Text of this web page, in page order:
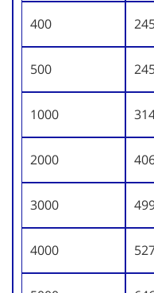
400
500
1000
2000
3000
4000